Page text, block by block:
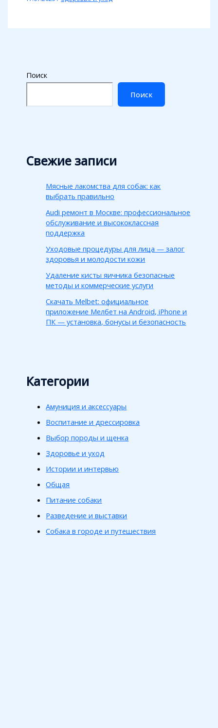
Поиск
Поиск
Свежие записи
Мясные лакомства для собак: как
выбрать правильно
Audi ремонт в Москве: профессиональное
обслуживание и высококлассная
поддержка
Уходовые процедуры для лица — залог
здоровья и молодости кожи
Удаление кисты яичника безопасные
методы и коммерческие услуги
Скачать Melbet: официальное
приложение Мелбет на Android, iPhone и
ПК — установка, бонусы и безопасность
Категории
Амуниция и аксессуары
Воспитание и дрессировка
Выбор породы и щенка
Здоровье и уход
Истории и интервью
Общая
Питание собаки
Разведение и выставки
Собака в городе и путешествия